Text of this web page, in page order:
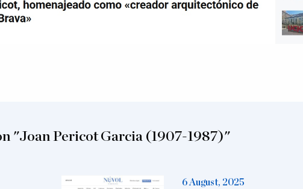
"Joan Pericot Garcia (1907-1987)"
6 August, 2025